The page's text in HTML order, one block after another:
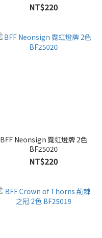
NT$220
BFF Neonsign 霓虹燈牌 2色
BF25020
NT$220